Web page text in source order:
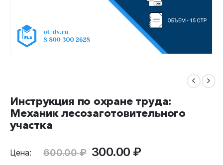
Инструкция по охране труда:
Механик лесозаготовительного
участка
Цена: 600.00₽ Первоначальная
300.00 ₽Текущая